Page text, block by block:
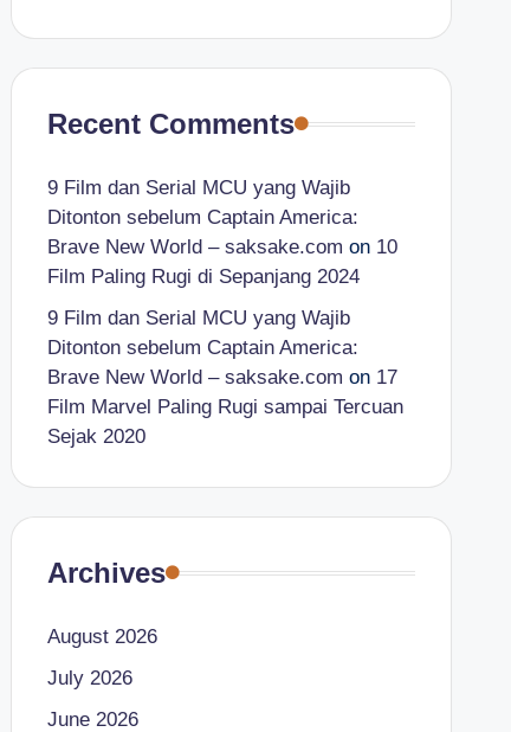
Recent Comments
9 Film dan Serial MCU yang Wajib
Ditonton sebelum Captain America:
Brave New World – saksake.com on 10
Film Paling Rugi di Sepanjang 2024
9 Film dan Serial MCU yang Wajib
Ditonton sebelum Captain America:
Brave New World – saksake.com on 17
Film Marvel Paling Rugi sampai Tercuan
Sejak 2020
Archives
August 2026
July 2026
June 2026